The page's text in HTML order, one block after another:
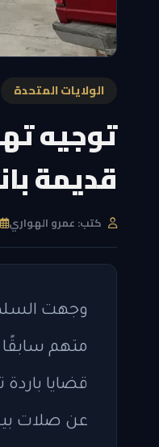
الولايات المتحدة
توجيه
قديمة
كتب: عمرو الهواري
قضايا
عن صلات